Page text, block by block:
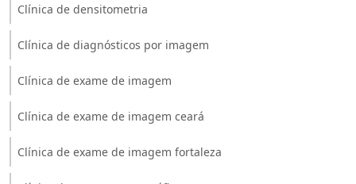
Clínica de densitometria
Clínica de diagnósticos por imagem
Clínica de exame de imagem
Clínica de exame de imagem ceará
Clínica de exame de imagem fortaleza